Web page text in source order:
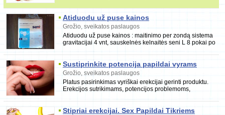
(www.deguoniesklinika.lt),vaistazolės,netradiciniai gyd.
Atiduodu už puse kainos
Grožio, sveikatos paslaugos
Atiduodu už puse kainos : maitinimo per zondą sistema
gravitacijai 4 vnt, sauskelnės kelnaitės seni L 8 pokai po
Sustiprinkite potencija papildai vyrams
863185955 Vilniuje
Grožio, sveikatos paslaugos
Platus pasirinkimas vyriškai erekcijai gerinti produktu.
Erekcijos sutrikimams, potencijos problemoms,
Stipriai erekcijai. Sex Papildai Tikriems